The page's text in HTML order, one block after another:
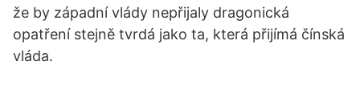
že by západní vlády nepřijaly dragonická
opatření stejně tvrdá jako ta, která přijímá čínská
vláda.